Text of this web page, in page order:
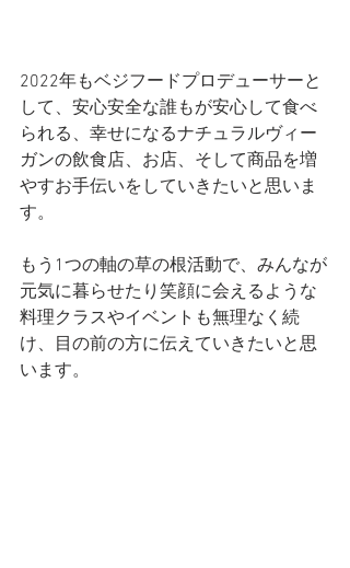
2022年もベジフードプロデューサーと
して、安心安全な誰もが安心して食べ
られる、幸せになるナチュラルヴィー
ガンの飲食店、お店、そして商品を増
やすお手伝いをしていきたいと思いま
す。
もう1つの軸の草の根活動で、みんなが
元気に暮らせたり笑顔に会えるような
料理クラスやイベントも無理なく続
け、目の前の方に伝えていきたいと思
います。